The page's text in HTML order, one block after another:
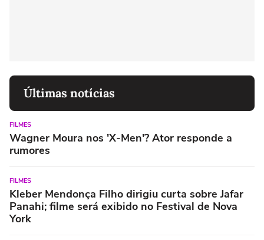
Últimas notícias
FILMES
Wagner Moura nos 'X-Men'? Ator responde a
rumores
FILMES
Kleber Mendonça Filho dirigiu curta sobre Jafar
Panahi; filme será exibido no Festival de Nova
York